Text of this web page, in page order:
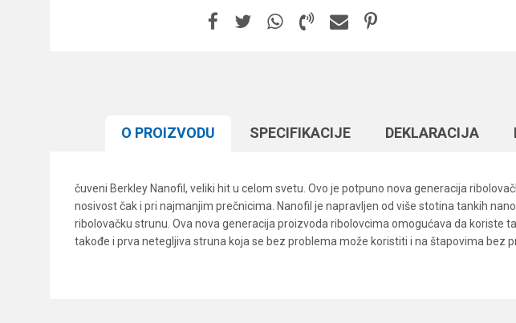
O PROIZVODU SPECIFIKACIJЕ DEKLARACIJA
čuveni Berkley Nanofil, veliki hit u celom svetu. Ovo je potpuno nova generacija
nosivost čak i pri najmanjim prečnicima. Nanofil je napravljen od više stotina tankih
ribolovačku strunu. Ova nova generacija proizvoda ribolovcima omogućava da koriste
takođe i prva netegljiva struna koja se bez problema može koristiti i na štapovima bez